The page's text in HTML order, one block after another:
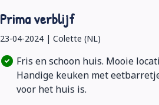
Prima verblijf
23-04-2024 | Colette (NL)
Fris en schoon huis. Mooie
Handige keuken met
voor het huis is.